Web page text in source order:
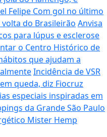
Felipe Com gol no último
do Brasileirão Anvisa
para lúpus e esclerose
o Centro Histórico de
que ajudam a
Incidência de VSR
queda, diz Fiocruz
especiais inspiradas em
da Grande São Paulo
Mister Hemp